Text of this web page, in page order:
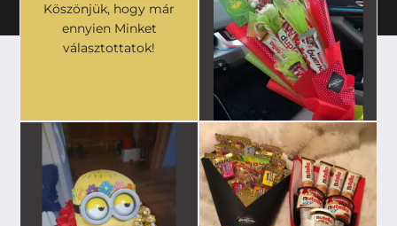
Köszönjük, hogy már
ennyien Minket
választottatok!